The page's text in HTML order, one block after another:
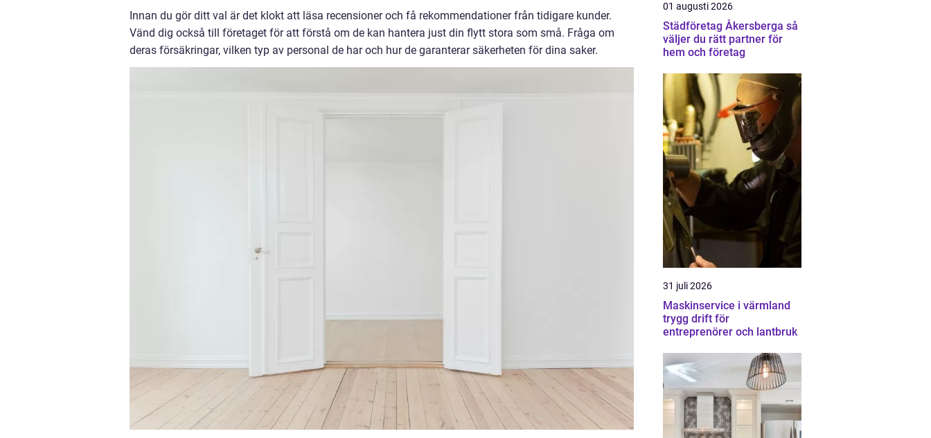
Innan du gör ditt val är det klokt att läsa recensioner och få rekommendationer från tidigare kunder.
Vänd dig också till företaget för att förstå om de kan hantera just din flytt stora som små. Fråga om
deras försäkringar, vilken typ av personal de har och hur de garanterar säkerheten för dina saker.
01 augusti 2026
Städföretag Åkersberga så
väljer du rätt partner för
hem och företag
31 juli 2026
Maskinservice i värmland
trygg drift för
entreprenörer och lantbruk